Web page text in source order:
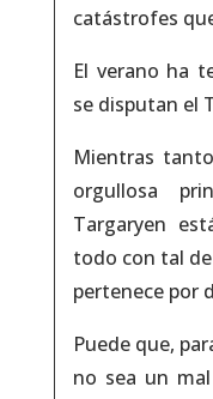
catástrofes
El verano ha
se disputan el
Mientras
orgullosa
Targaryen
todo con tal
pertenece por
Puede que,
no sea un